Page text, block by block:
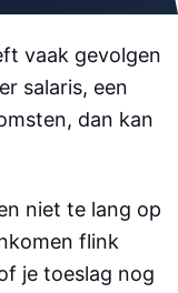
vaak gevolgen
salaris, een
dan kan
niet te lang op
flink
je toeslag nog